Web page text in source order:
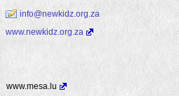
info@newkidz.org.za
www.newkidz.org.za
www.mesa.lu